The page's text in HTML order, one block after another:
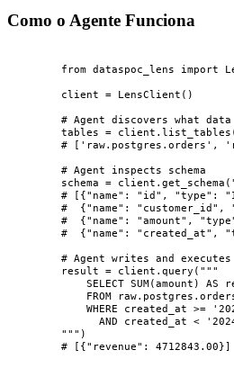
Como o Agente Funciona
from dataspoc_lens import
client = LensClient ()
# Agent discovers what
tables = client. list_tables
# ['raw.postgres.orders',
# Agent inspects schema
schema = client. get_schema (
# [{"name": "id", "type":
#  {"name": "customer_id",
#  {"name": "amount",
#  {"name": "created_at",
# Agent writes and executes
result = client. query ( """
SELECT SUM(amount) AS
FROM
WHERE created_at >=
AND created_at <
""" )
# [{"revenue": 4712843.00}]